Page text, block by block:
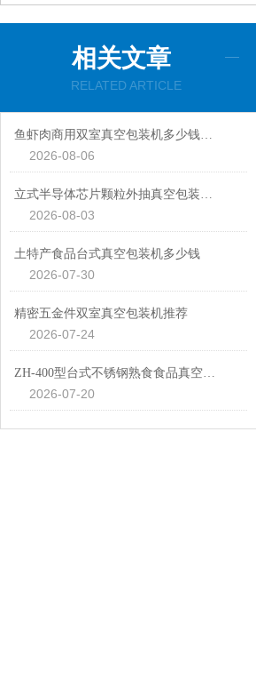
相关文章
RELATED ARTICLE
鱼虾肉商用双室真空包装机多少钱一台
2026-08-06
立式半导体芯片颗粒外抽真空包装机厂家
2026-08-03
土特产食品台式真空包装机多少钱
2026-07-30
精密五金件双室真空包装机推荐
2026-07-24
ZH-400型台式不锈钢熟食食品真空包装机设备
2026-07-20